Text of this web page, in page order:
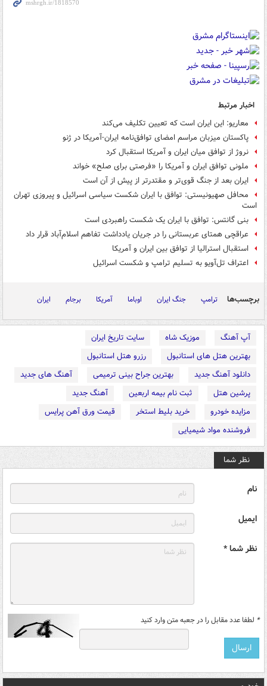
اخبار مرتبط
معاریو: این ایران است که تعیین تکلیف می‌کند
پاکستان میزبان مراسم امضای توافق‌نامه ایران-آمریکا در ژنو
نروژ از توافق میان ایران و آمریکا استقبال کرد
ملونی توافق ایران و آمریکا را «فرصتی برای صلح» خواند
ایران بعد از جنگ قوی‌تر و مقتدرتر از پیش از آن است
محافل صهیونیستی: توافق با ایران شکست سیاسی اسرائیل و پیروزی تهران
است
بنی گانتس: توافق با ایران یک شکست راهبردی است
عراقچی همتای عربستانی را در جریان یادداشت تفاهم اسلام‌آباد قرار داد
استقبال استرالیا از توافق بین ایران و آمریکا
اعتراف تل‌آویو به تسلیم ترامپ و شکست اسرائیل
برچسب‌ها ترامپ جنگ ایران اوباما آمریکا برجام ایران
آپ آهنگ موزیک شاه
سایت تاریخ ایران
بهترین هتل های استانبول
رزرو هتل استانبول
دانلود آهنگ جدید
بهترین جراح بینی ترمیمی
آهنگ های جدید
پرشین هتل
ثبت نام بیمه اربعین
آهنگ جدید
مزایده خودرو
خرید بلیط استخر
قیمت ورق آهن پرایس
فروشنده مواد شیمیایی
نظر شما
نام
ایمیل
نظر شما *
* لطفا عدد مقابل را در جعبه متن وارد کنید